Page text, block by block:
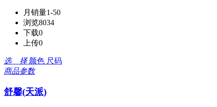
月销量1-50
浏览8034
下载0
上传0
选 择 颜色 尺码
商品参数
舒馨(天派)